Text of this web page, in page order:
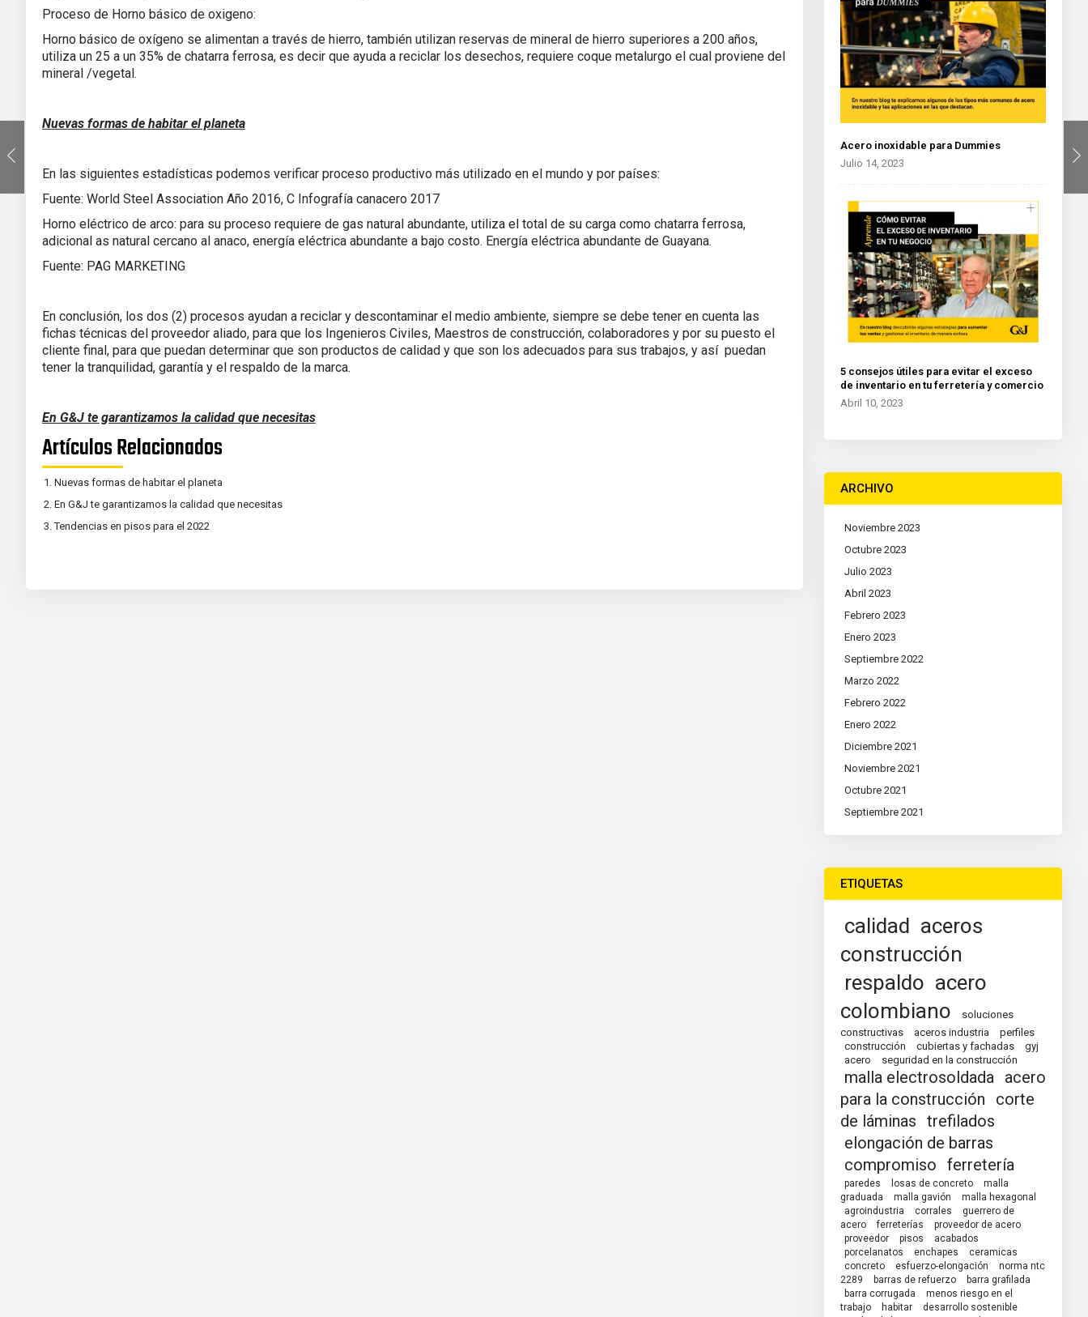
Proceso de Horno básico de oxigeno:
Horno básico de oxígeno se alimentan a través de hierro, también utilizan reservas de mineral de hierro superiores a 200 años,
utiliza un 25 a un 35% de chatarra ferrosa, es decir que ayuda a reciclar los desechos, requiere coque metalurgo el cual proviene del
mineral /vegetal.
Nuevas formas de habitar el planeta
En las siguientes estadísticas podemos verificar proceso productivo más utilizado en el mundo y por países:
Fuente: World Steel Association Año 2016, C Infografía canacero 2017
Horno eléctrico de arco: para su proceso requiere de gas natural abundante, utiliza el total de su carga como chatarra ferrosa,
adicional as natural cercano al anaco, energía eléctrica abundante a bajo costo. Energía eléctrica abundante de Guayana.
Fuente: PAG MARKETING
En conclusión, los dos (2) procesos ayudan a reciclar y descontaminar el medio ambiente, siempre se debe tener en cuenta las
fichas técnicas del proveedor aliado, para que los Ingenieros Civiles, Maestros de construcción, colaboradores y por su puesto el
cliente final, para que puedan determinar que son productos de calidad y que son los adecuados para sus trabajos, y así puedan
tener la tranquilidad, garantía y el respaldo de la marca.
En G&J te garantizamos la calidad que necesitas
Artículos Relacionados
Nuevas formas de habitar el planeta
En G&J te garantizamos la calidad que necesitas
Tendencias en pisos para el 2022
Acero inoxidable para Dummies
Julio 14, 2023
5 consejos útiles para evitar el exceso
de inventario en tu ferretería y comercio
Abril 10, 2023
ARCHIVO
Noviembre 2023
Octubre 2023
Julio 2023
Abril 2023
Febrero 2023
Enero 2023
Septiembre 2022
Marzo 2022
Febrero 2022
Enero 2022
Diciembre 2021
Noviembre 2021
Octubre 2021
Septiembre 2021
ETIQUETAS
calidad aceros
construcción
respaldo acero
colombiano
soluciones
constructivas
aceros industria
perfiles
construcción
cubiertas y fachadas
gyj
acero
seguridad en la construcción
malla electrosoldada
acero
para la construcción
corte
de láminas trefilados
elongación de barras
compromiso ferretería
paredes losas de concreto
malla
graduada
malla gavión
malla hexagonal
agroindustria
corrales
guerrero de
acero
ferreterías
proveedor de acero
proveedor
pisos
acabados
porcelanatos
enchapes
ceramicas
concreto
esfuerzo-elongación
norma ntc
2289
barras de refuerzo
barra grafilada
barra corrugada
menos riesgo en el
trabajo
habitar
desarrollo sostenible